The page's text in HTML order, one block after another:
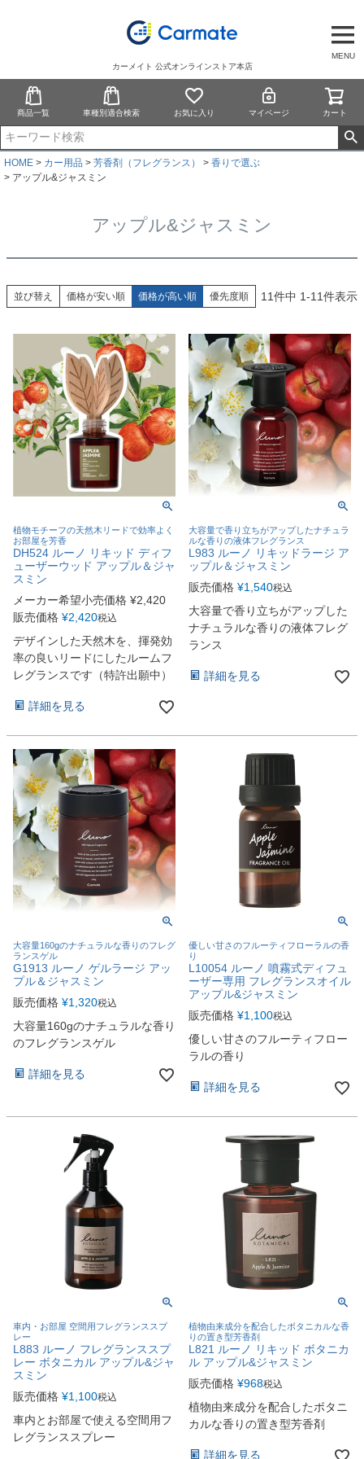
MENU
カーメイト 公式オンラインストア本店
商品一覧 車種別適合検索 お気に入り マイページ カート
HOME カー用品 芳香剤（フレグランス）
香りで選ぶ
アップル&ジャスミン
アップル&ジャスミン
並び替え 価格が安い順 価格が高い順 優先度順 11件中 1-11件表示
植物モチーフの天然木リードで効率よく
お部屋を芳香
DH524 ルーノ リキッド ディフ
ューザーウッド アップル＆ジャ
スミン
メーカー希望小売価格 ¥2,420
販売価格 ¥2,420税込
デザインした天然木を、揮発効
率の良いリードにしたルームフ
レグランスです（特許出願中）
詳細を見る
大容量で香り立ちがアップしたナチュラ
ルな香りの液体フレグランス
L983 ルーノ リキッドラージ ア
ップル＆ジャスミン
販売価格 ¥1,540税込
大容量で香り立ちがアップした
ナチュラルな香りの液体フレグ
ランス
詳細を見る
大容量160gのナチュラルな香りのフレグ
ランスゲル
G1913 ルーノ ゲルラージ アッ
プル＆ジャスミン
販売価格 ¥1,320税込
大容量160gのナチュラルな香り
のフレグランスゲル
詳細を見る
優しい甘さのフルーティフローラルの香
り
L10054 ルーノ 噴霧式ディフュ
ーザー専用 フレグランスオイル
アップル&ジャスミン
販売価格 ¥1,100税込
優しい甘さのフルーティフロー
ラルの香り
詳細を見る
車内・お部屋 空間用フレグランススプ
レー
L883 ルーノ フレグランススプ
レー ボタニカル アップル&ジャ
スミン
販売価格 ¥1,100税込
車内とお部屋で使える空間用フ
レグランススプレー
植物由来成分を配合したボタニカルな香
りの置き型芳香剤
L821 ルーノ リキッド ボタニカ
ル アップル&ジャスミン
販売価格 ¥968税込
植物由来成分を配合したボタニ
カルな香りの置き型芳香剤
詳細を見る